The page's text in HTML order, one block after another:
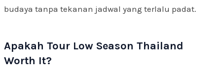
budaya tanpa tekanan jadwal yang terlalu padat.
Apakah Tour Low Season Thailand
Worth It?